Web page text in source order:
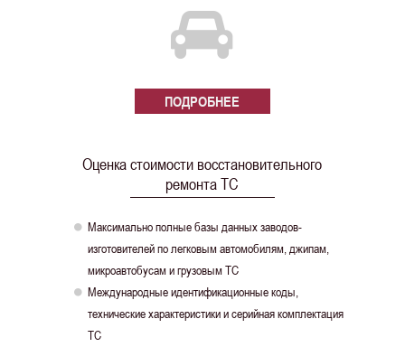
ПОДРОБНЕЕ
Оценка стоимости восстановительного
ремонта ТС

Максимально полные базы данных заводов-
изготовителей по легковым автомобилям, джипам,
микроавтобусам и грузовым ТС

Международные идентификационные коды,
технические характеристики и серийная комплектация
ТС